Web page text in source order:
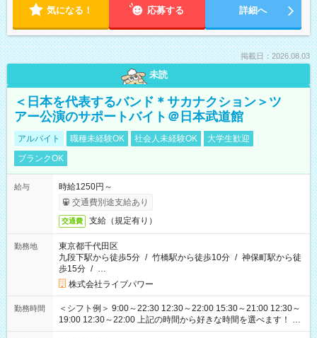
気になる！ 応募する 詳細へ
掲載日：2026.08.03
未読
＜日本を代表するバンド＊サカナクション＞ツ
アー公演のサポートバイト＠日本武道館
アルバイト 職種未経験OK 社会人未経験OK
大学生歓迎
ブランクOK
給与
時給1250円～
交通費別途支給あり
交通費 支給（規定有り）
勤務地
東京都千代田区
九段下駅から徒歩5分 / 竹橋駅から徒歩10分 / 神保町駅から徒
歩15分 / …
株式会社ライブパワー
勤務時間
＜シフト例＞ 9:00～22:30 12:30～22:00 15:30～21:00 12:30～
19:00 12:30～22:00 上記の時間から好きな時間を選べます！ ※
時間は変更となる可能性があります